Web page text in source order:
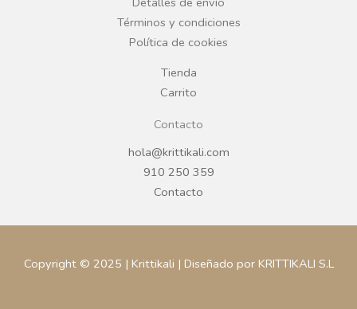
k a
Términos y condiciones
Política de cookies
Tienda
Carrito
Contacto
hola@krittikali.com
910 250 359
Contacto
Copyright © 2025 | Krittikali | Diseñado por KRITTIKALI S.L